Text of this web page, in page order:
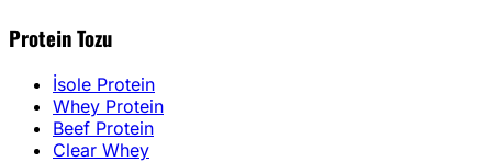
Protein Tozu
İsole Protein
Whey Protein
Beef Protein
Clear Whey